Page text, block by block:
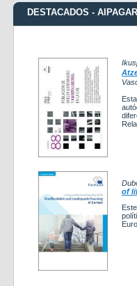
DESTACADOS -
of